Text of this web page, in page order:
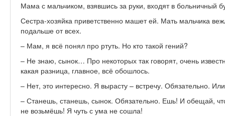
Мама с мальчиком, взявшись за руки, входят в больничный
Сестра-хозяйка приветственно машет ей. Мать мальчика
подальше от всех.
– Мам, я всё понял про ртуть. Но кто такой гений?
– Не знаю, сынок… Про некоторых так говорят, очень
какая разница, главное, всё обошлось.
– Нет, это интересно. Я вырасту – встречу. Обязательно.
– Станешь, станешь, сынок. Обязательно. Ешь! И обещай,
не возьмёшь! Я чуть с ума не сошла!